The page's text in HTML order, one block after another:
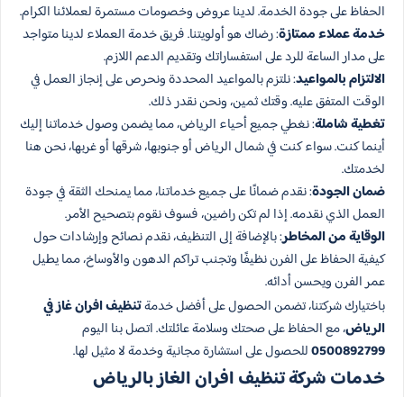
الحفاظ على جودة الخدمة. لدينا عروض وخصومات مستمرة لعملائنا الكرام.
خدمة عملاء ممتازة: رضاك هو أولويتنا. فريق خدمة العملاء لدينا متواجد
على مدار الساعة للرد على استفساراتك وتقديم الدعم اللازم.
الالتزام بالمواعيد: نلتزم بالمواعيد المحددة ونحرص على إنجاز العمل في
الوقت المتفق عليه. وقتك ثمين، ونحن نقدر ذلك.
تغطية شاملة: نغطي جميع أحياء الرياض، مما يضمن وصول خدماتنا إليك
أينما كنت. سواء كنت في شمال الرياض أو جنوبها، شرقها أو غربها، نحن هنا
لخدمتك.
ضمان الجودة: نقدم ضمانًا على جميع خدماتنا، مما يمنحك الثقة في جودة
العمل الذي نقدمه. إذا لم تكن راضين، فسوف نقوم بتصحيح الأمر.
الوقاية من المخاطر: بالإضافة إلى التنظيف، نقدم نصائح وإرشادات حول
كيفية الحفاظ على الفرن نظيفًا وتجنب تراكم الدهون والأوساخ، مما يطيل
عمر الفرن ويحسن أدائه.
باختيارك شركتنا، تضمن الحصول على أفضل خدمةتنظيف افران غاز في
الرياض، مع الحفاظ على صحتك وسلامة عائلتك. اتصل بنا اليوم
0500892799للحصول على استشارة مجانية وخدمة لا مثيل لها.
خدمات شركة تنظيف افران الغاز بالرياض